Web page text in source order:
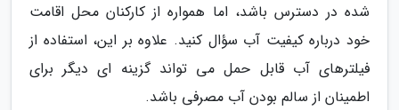
شده در دسترس باشد، اما همواره از کارکنان محل اقامت
خود درباره کیفیت آب سؤال کنید. علاوه بر این، استفاده از
فیلترهای آب قابل حمل می تواند گزینه ای دیگر برای
اطمینان از سالم بودن آب مصرفی باشد.